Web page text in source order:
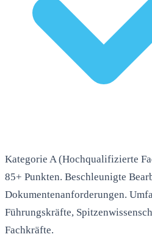
Kategorie A (Hochqualifizierte
85+ Punkten. Beschleunigte
Dokumentenanforderungen.
Führungskräfte,
Fachkräfte.